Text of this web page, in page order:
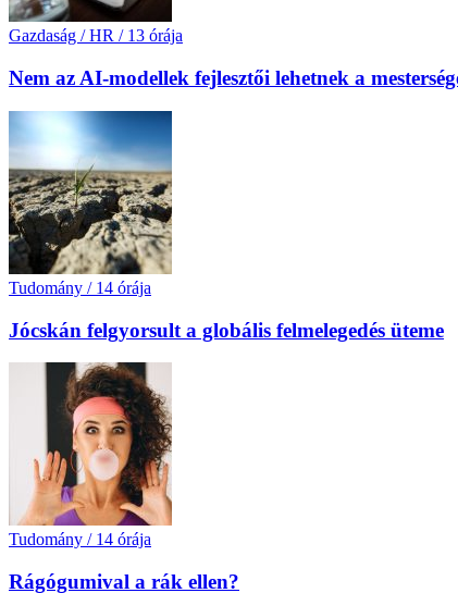
Gazdaság / HR / 13 órája
Nem az AI-modellek fejlesztői lehetnek a
Tudomány / 14 órája
Jócskán felgyorsult a globális felmelegedés üteme
Tudomány / 14 órája
Rágógumival a rák ellen?